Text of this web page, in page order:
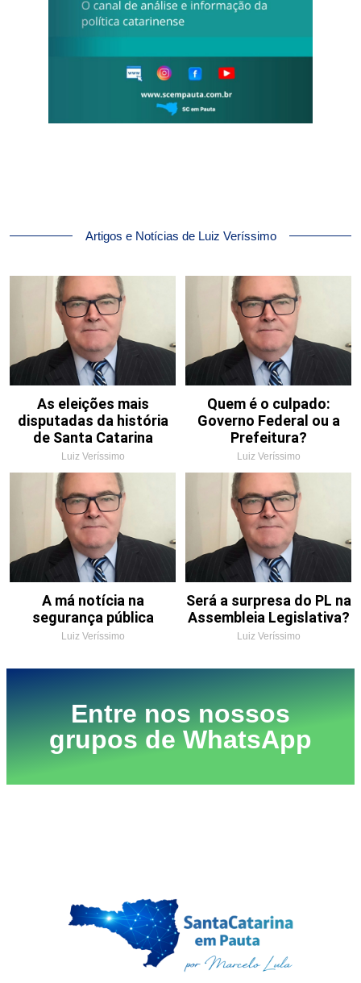
Artigos e Notícias de Luiz Veríssimo
As eleições mais
disputadas da história
de Santa Catarina
Luiz Veríssimo
Quem é o culpado:
Governo Federal ou a
Prefeitura?
Luiz Veríssimo
A má notícia na
segurança pública
Luiz Veríssimo
Será a surpresa do PL na
Assembleia Legislativa?
Luiz Veríssimo
Entre nos nossos
grupos de WhatsApp